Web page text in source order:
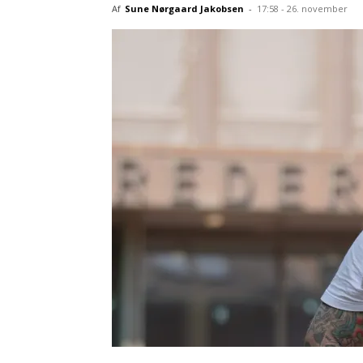
Af Sune Nørgaard Jakobsen - 17:58 - 26. november